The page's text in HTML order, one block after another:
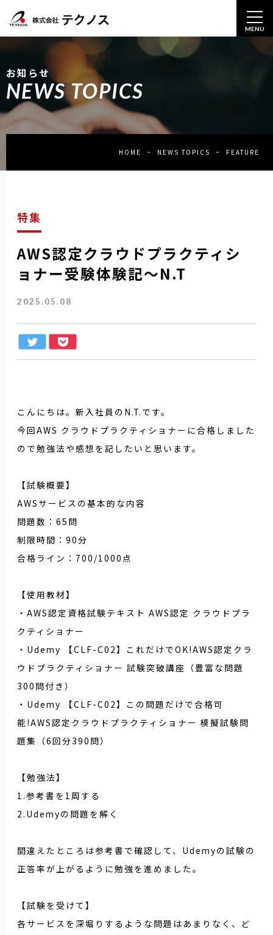
MENU
お知らせ
NEWS TOPICS
HOME NEWS TOPICS FEATURE
特集
AWS認定クラウドプラクティシ
ョナー受験体験記～N.T
2025.05.08
こんにちは。新入社員のN.T.です。
今回AWS クラウドプラクティショナーに合格しました
ので勉強法や感想を記したいと思います。
【試験概要】
AWSサービスの基本的な内容
問題数：65問
制限時間：90分
合格ライン：700/1000点
【使用教材】
・AWS認定資格試験テキスト AWS認定 クラウドプラ
クティショナー
・Udemy 【CLF-C02】これだけでOK!AWS認定クラ
ウドプラクティショナー 試験突破講座（豊富な問題
300問付き）
・Udemy 【CLF-C02】この問題だけで合格可
能!AWS認定クラウドプラクティショナー 模擬試験問
題集（6回分390問）
【勉強法】
1.参考書を1周する
2.Udemyの問題を解く
間違えたところは参考書で確認して、Udemyの試験の
正答率が上がるように勉強を進めました。
【試験を受けて】
各サービスを深堀りするような問題はあまりなく、ど